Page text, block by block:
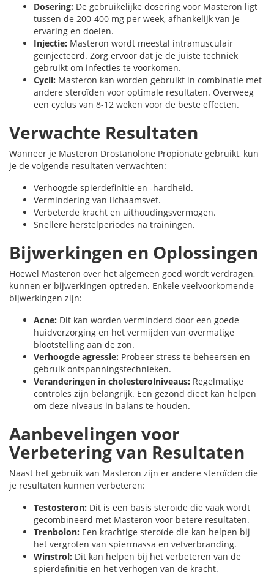
Dosering: De gebruikelijke dosering voor Masteron ligt
tussen de 200-400 mg per week, afhankelijk van je
ervaring en doelen.
Injectie: Masteron wordt meestal intramusculair
geïnjecteerd. Zorg ervoor dat je de juiste techniek
gebruikt om infecties te voorkomen.
Cycli: Masteron kan worden gebruikt in combinatie met
andere steroïden voor optimale resultaten. Overweeg
een cyclus van 8-12 weken voor de beste effecten.
Verwachte Resultaten
Wanneer je Masteron Drostanolone Propionate gebruikt, kun
je de volgende resultaten verwachten:
Verhoogde spierdefinitie en -hardheid.
Vermindering van lichaamsvet.
Verbeterde kracht en uithoudingsvermogen.
Snellere herstelperiodes na trainingen.
Bijwerkingen en Oplossingen
Hoewel Masteron over het algemeen goed wordt verdragen,
kunnen er bijwerkingen optreden. Enkele veelvoorkomende
bijwerkingen zijn:
Acne: Dit kan worden verminderd door een goede
huidverzorging en het vermijden van overmatige
blootstelling aan de zon.
Verhoogde agressie: Probeer stress te beheersen en
gebruik ontspanningstechnieken.
Veranderingen in cholesterolniveaus: Regelmatige
controles zijn belangrijk. Een gezond dieet kan helpen
om deze niveaus in balans te houden.
Aanbevelingen voor
Verbetering van Resultaten
Naast het gebruik van Masteron zijn er andere steroïden die
je resultaten kunnen verbeteren:
Testosteron: Dit is een basis steroïde die vaak wordt
gecombineerd met Masteron voor betere resultaten.
Trenbolon: Een krachtige steroïde die kan helpen bij
het vergroten van spiermassa en vetverbranding.
Winstrol: Dit kan helpen bij het verbeteren van de
spierdefinitie en het verhogen van de kracht.